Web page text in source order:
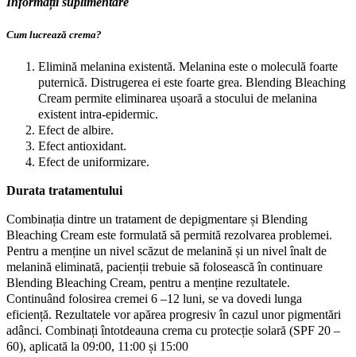
Cum lucrează crema?
Elimină melanina existentă. Melanina este o moleculă foarte
puternică. Distrugerea ei este foarte grea. Blending Bleaching
Cream permite eliminarea ușoară a stocului de melanina
existent intra-epidermic.
Efect de albire.
Efect antioxidant.
Efect de uniformizare.
Durata tratamentului
Combinația dintre un tratament de depigmentare și Blending
Bleaching Cream este formulată să permită rezolvarea problemei.
Pentru a menține un nivel scăzut de melanină și un nivel înalt de
melanină eliminată, pacienții trebuie să folosească în continuare
Blending Bleaching Cream, pentru a menține rezultatele.
Continuând folosirea cremei 6 –12 luni, se va dovedi lunga
eficiență. Rezultatele vor apărea progresiv în cazul unor pigmentări
adânci. Combinați întotdeauna crema cu protecție solară (SPF 20 –
60), aplicată la 09:00, 11:00 și 15:00